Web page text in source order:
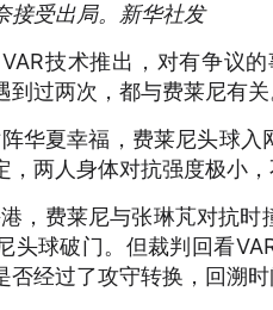
接受出局。新华社发
技术推出，对有争议
到过两次，都与费莱尼有
华夏幸福，费莱尼头球
，两人身体对抗强度极小
，费莱尼与张琳芃对抗
头球破门。但裁判回看
否经过了攻守转换，回溯